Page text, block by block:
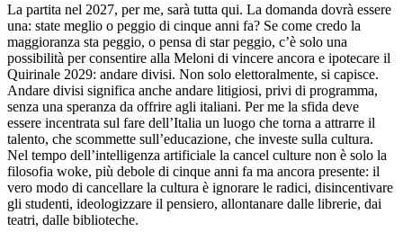
La partita nel 2027, per me, sarà tutta qui. La domanda dovrà essere
una: state meglio o peggio di cinque anni fa? Se come credo la
maggioranza sta peggio, o pensa di star peggio, c’è solo una
possibilità per consentire alla Meloni di vincere ancora e ipotecare il
Quirinale 2029: andare divisi. Non solo elettoralmente, si capisce.
Andare divisi significa anche andare litigiosi, privi di programma,
senza una speranza da offrire agli italiani. Per me la sfida deve
essere incentrata sul fare dell’Italia un luogo che torna a attrarre il
talento, che scommette sull’educazione, che investe sulla cultura.
Nel tempo dell’intelligenza artificiale la cancel culture non è solo la
filosofia woke, più debole di cinque anni fa ma ancora presente: il
vero modo di cancellare la cultura è ignorare le radici, disincentivare
gli studenti, ideologizzare il pensiero, allontanare dalle librerie, dai
teatri, dalle biblioteche.